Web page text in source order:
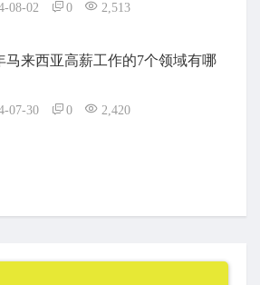
08-02 0 2,513
马来西亚高薪工作的7个领域有哪
07-30 0 2,420